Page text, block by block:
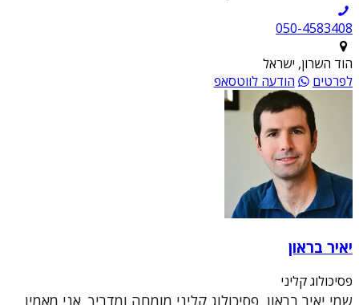
050-4583408
הוד השרון, ישראל
לפרטים
הודעה לווטסאפ
יאיר בראון
פסיכולוג קליני
שמי יאיר בראון, פסיכולוג קליני מומחה ומדריך. אני מאמין